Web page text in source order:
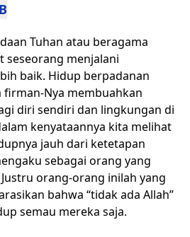
Tuhan atau beragama
seseorang menjalani
baik. Hidup berpadanan
Nya membuahkan
diri sendiri dan lingkungan di
kenyataannya kita melihat
jauh dari ketetapan
sebagai orang yang
orang-orang inilah yang
bahwa “tidak ada Allah”
semau mereka saja.